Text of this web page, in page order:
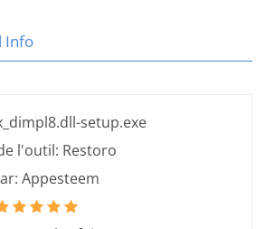
Info
setup.exe
l'outil: Restoro
Appesteem